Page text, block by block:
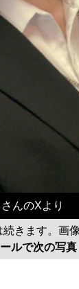
んのXより
きます。画像
ルで次の写真